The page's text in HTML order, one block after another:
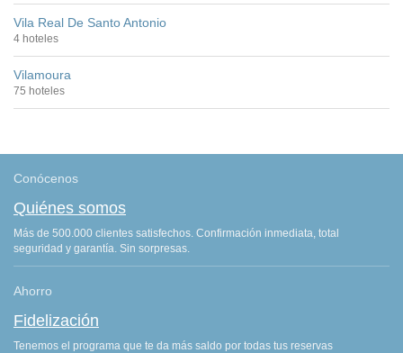
Vila Real De Santo Antonio
4 hoteles
Vilamoura
75 hoteles
Conócenos
Quiénes somos
Más de 500.000 clientes satisfechos. Confirmación inmediata, total
seguridad y garantía. Sin sorpresas.
Ahorro
Fidelización
Tenemos el programa que te da más saldo por todas tus reservas